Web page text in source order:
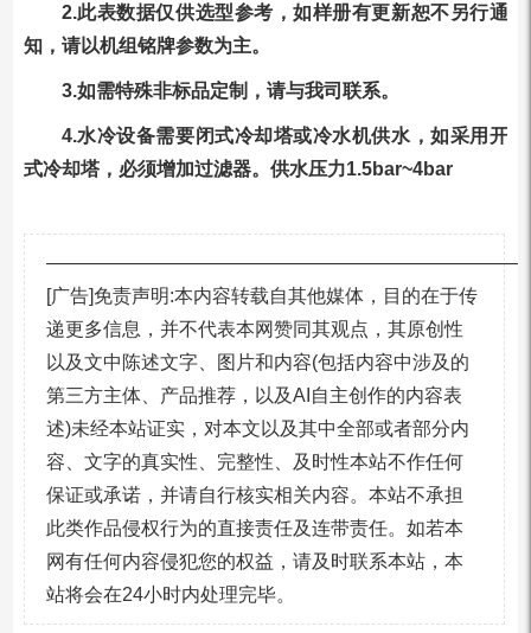
2.此表数据仅供选型参考，如样册有更新恕不另行通
知，请以机组铭牌参数为主。
3.如需特殊非标品定制，请与我司联系。
4.水冷设备需要闭式冷却塔或冷水机供水，如采用开
式冷却塔，必须增加过滤器。供水压力1.5bar~4bar
[广告]免责声明:本内容转载自其他媒体，目的在于传
递更多信息，并不代表本网赞同其观点，其原创性
以及文中陈述文字、图片和内容(包括内容中涉及的
第三方主体、产品推荐，以及AI自主创作的内容表
述)未经本站证实，对本文以及其中全部或者部分内
容、文字的真实性、完整性、及时性本站不作任何
保证或承诺，并请自行核实相关内容。本站不承担
此类作品侵权行为的直接责任及连带责任。如若本
网有任何内容侵犯您的权益，请及时联系本站，本
站将会在24小时内处理完毕。